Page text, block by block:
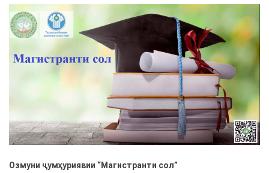
Озмуни ҷумҳуриявии “Магистранти сол”